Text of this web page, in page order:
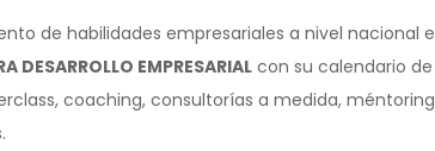
de habilidades empresariales a nivel nacional e
DESARROLLO EMPRESARIAL con su calendario de
coaching, consultorías a medida, méntoring